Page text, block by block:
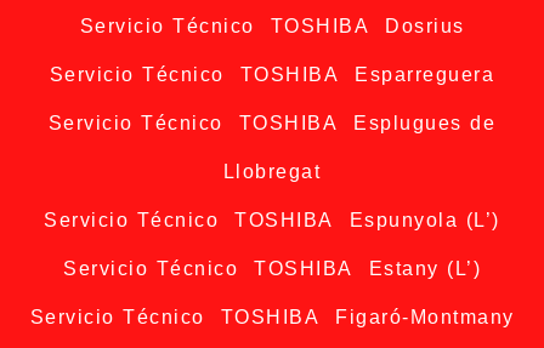
Servicio Técnico TOSHIBA Dosrius
Servicio Técnico TOSHIBA Esparreguera
Servicio Técnico TOSHIBA Esplugues de
Llobregat
Servicio Técnico TOSHIBA Espunyola (L’)
Servicio Técnico TOSHIBA Estany (L’)
Servicio Técnico TOSHIBA Figaró-Montmany